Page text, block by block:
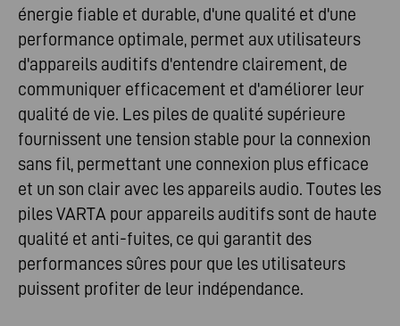
énergie fiable et durable, d'une qualité et d'une
performance optimale, permet aux utilisateurs
d'appareils auditifs d'entendre clairement, de
communiquer efficacement et d'améliorer leur
qualité de vie. Les piles de qualité supérieure
fournissent une tension stable pour la connexion
sans fil, permettant une connexion plus efficace
et un son clair avec les appareils audio. Toutes les
piles VARTA pour appareils auditifs sont de haute
qualité et anti-fuites, ce qui garantit des
performances sûres pour que les utilisateurs
puissent profiter de leur indépendance.